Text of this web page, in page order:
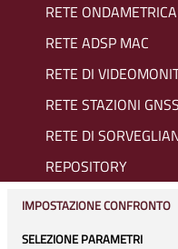
RETE
RETE ADSP MAC
RETE DI
RETE STAZIONI GNSS
RETE DI
REPOSITORY
IMPOSTAZIONE CONFRONTO
SELEZIONE PARAMETRI